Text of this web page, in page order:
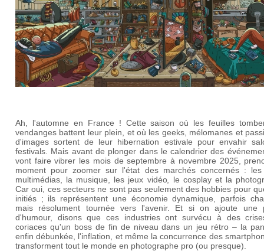
Ah, l'automne en France ! Cette saison où les feuilles
vendanges battent leur plein, et où les geeks, mélomanes et
d'images sortent de leur hibernation estivale pour envahir
festivals. Mais avant de plonger dans le calendrier des
vont faire vibrer les mois de septembre à novembre 2025,
moment pour zoomer sur l'état des marchés concernés : les
multimédias, la musique, les jeux vidéo, le cosplay et la
Car oui, ces secteurs ne sont pas seulement des hobbies pour
initiés ; ils représentent une économie dynamique, parfois
mais résolument tournée vers l'avenir. Et si on ajoute une
d'humour, disons que ces industries ont survécu à des
coriaces qu'un boss de fin de niveau dans un jeu rétro – la
enfin débunkée, l'inflation, et même la concurrence des
transforment tout le monde en photographe pro (ou presque).